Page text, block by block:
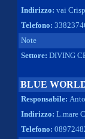
Indirizzo: vai
Telefono:
Note
Settore: DIVING
BLUE
Responsabile:
Indirizzo: L.mare
Telefono: